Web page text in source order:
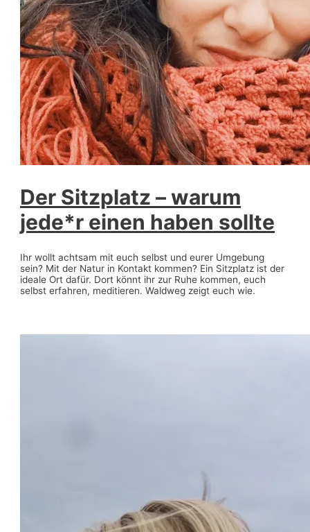
Der Sitzplatz – warum
jede*r einen haben sollte
Ihr wollt achtsam mit euch selbst und eurer Umgebung
sein? Mit der Natur in Kontakt kommen? Ein Sitzplatz ist der
ideale Ort dafür. Dort könnt ihr zur Ruhe kommen, euch
selbst erfahren, meditieren. Waldweg zeigt euch wie.